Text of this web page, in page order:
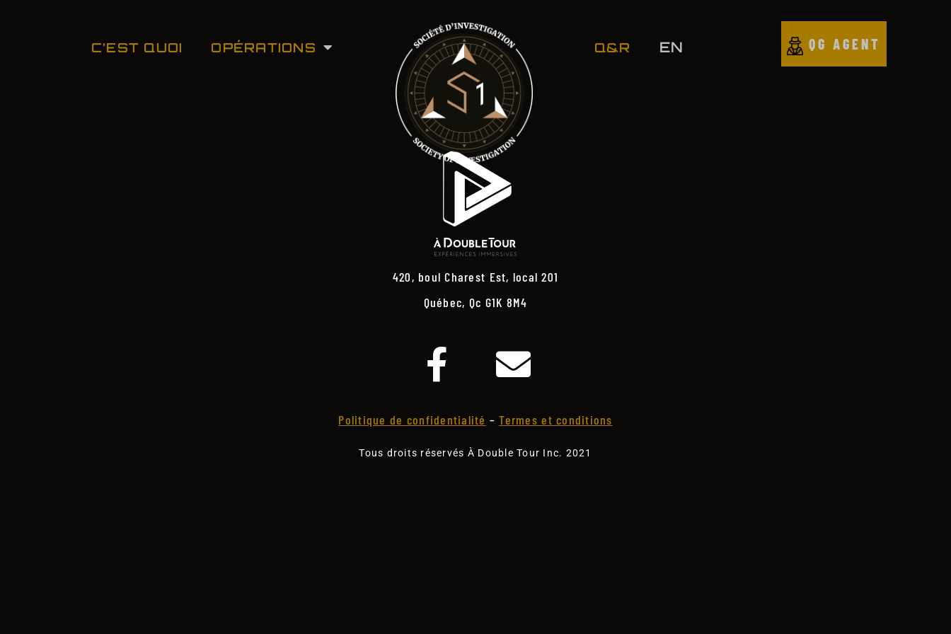
C’EST QUOI OPÉRATIONS Q&R EN QG AGENT
420, boul Charest Est, local 201
Québec, Qc G1K 8M4
Politique de confidentialité –Termes et conditions
Tous droits réservés À Double Tour Inc. 2021